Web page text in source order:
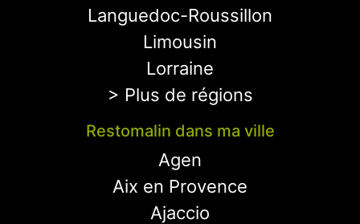
Languedoc-Roussillon
Limousin
Lorraine
> Plus de régions
Restomalin dans ma ville
Agen
Aix en Provence
Ajaccio